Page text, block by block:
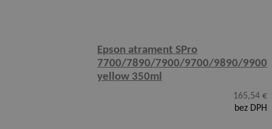
Epson atrament SPro
7700/7890/7900/9700/9890/9900
yellow 350ml
165,54 €
bez DPH